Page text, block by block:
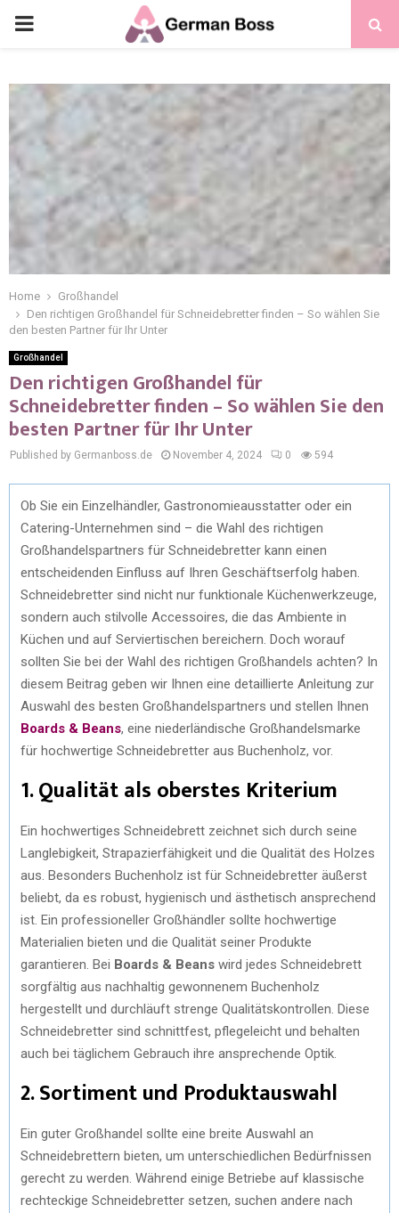
Home
Großhandel
Den richtigen Großhandel für Schneidebretter finden – So wählen Sie
den besten Partner für Ihr Unter
Großhandel
Den richtigen Großhandel für
Schneidebretter finden – So wählen Sie den
besten Partner für Ihr Unter
Published by Germanboss.de November 4, 2024 0 594
Ob Sie ein Einzelhändler, Gastronomieausstatter oder ein
Catering-Unternehmen sind – die Wahl des richtigen
Großhandelspartners für Schneidebretter kann einen
entscheidenden Einfluss auf Ihren Geschäftserfolg haben.
Schneidebretter sind nicht nur funktionale Küchenwerkzeuge,
sondern auch stilvolle Accessoires, die das Ambiente in
Küchen und auf Serviertischen bereichern. Doch worauf
sollten Sie bei der Wahl des richtigen Großhandels achten? In
diesem Beitrag geben wir Ihnen eine detaillierte Anleitung zur
Auswahl des besten Großhandelspartners und stellen Ihnen
Boards & Beans, eine niederländische Großhandelsmarke
für hochwertige Schneidebretter aus Buchenholz, vor.
1. Qualität als oberstes Kriterium
Ein hochwertiges Schneidebrett zeichnet sich durch seine
Langlebigkeit, Strapazierfähigkeit und die Qualität des Holzes
aus. Besonders Buchenholz ist für Schneidebretter äußerst
beliebt, da es robust, hygienisch und ästhetisch ansprechend
ist. Ein professioneller Großhändler sollte hochwertige
Materialien bieten und die Qualität seiner Produkte
garantieren. Bei Boards & Beans wird jedes Schneidebrett
sorgfältig aus nachhaltig gewonnenem Buchenholz
hergestellt und durchläuft strenge Qualitätskontrollen. Diese
Schneidebretter sind schnittfest, pflegeleicht und behalten
auch bei täglichem Gebrauch ihre ansprechende Optik.
2. Sortiment und Produktauswahl
Ein guter Großhandel sollte eine breite Auswahl an
Schneidebrettern bieten, um unterschiedlichen Bedürfnissen
gerecht zu werden. Während einige Betriebe auf klassische
rechteckige Schneidebretter setzen, suchen andere nach